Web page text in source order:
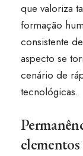
que valoriza
formação
consistente
aspecto se
cenário de
tecnológicas.